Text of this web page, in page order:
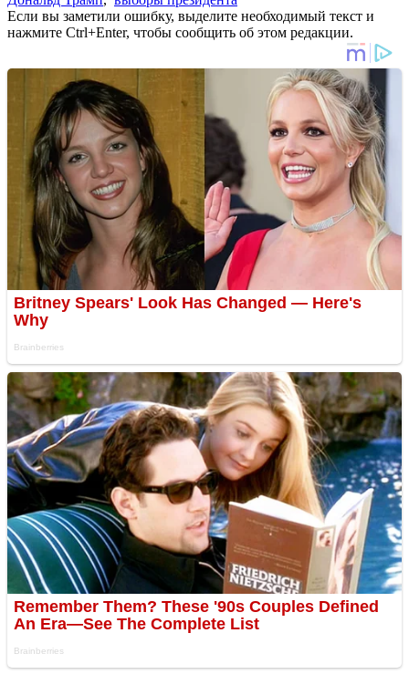
Если вы заметили ошибку, выделите необходимый текст и
нажмите Ctrl+Enter, чтобы сообщить об этом редакции.